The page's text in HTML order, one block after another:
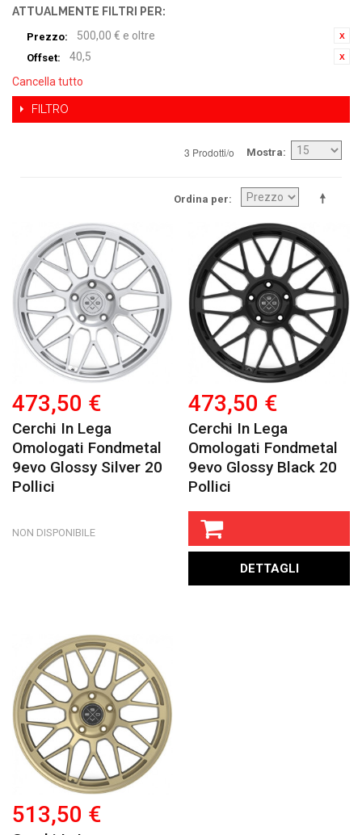
ATTUALMENTE FILTRI PER:
Prezzo: 500,00 € e oltre
Offset:
40,5
Cancella tutto
FILTRO
3 Prodotti/o Mostra
Ordina per
473,50 €
Cerchi In Lega
Omologati Fondmetal
9evo Glossy Silver 20
Pollici
NON DISPONIBILE
473,50 €
Cerchi In Lega
Omologati Fondmetal
9evo Glossy Black 20
Pollici
DETTAGLI
513,50 €